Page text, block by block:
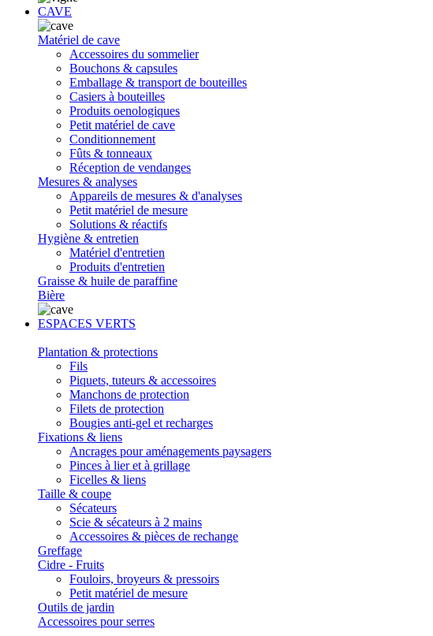
CAVE
Matériel de cave
Accessoires du sommelier
Bouchons & capsules
Emballage & transport de bouteilles
Casiers à bouteilles
Produits oenologiques
Petit matériel de cave
Conditionnement
Fûts & tonneaux
Réception de vendanges
Mesures & analyses
Appareils de mesures & d'analyses
Petit matériel de mesure
Solutions & réactifs
Hygiène & entretien
Matériel d'entretien
Produits d'entretien
Graisse & huile de paraffine
Bière
ESPACES VERTS
Plantation & protections
Fils
Piquets, tuteurs & accessoires
Manchons de protection
Filets de protection
Bougies anti-gel et recharges
Fixations & liens
Ancrages pour aménagements paysagers
Pinces à lier et à grillage
Ficelles & liens
Taille & coupe
Sécateurs
Scie & sécateurs à 2 mains
Accessoires & pièces de rechange
Greffage
Cidre - Fruits
Fouloirs, broyeurs & pressoirs
Petit matériel de mesure
Outils de jardin
Accessoires pour serres